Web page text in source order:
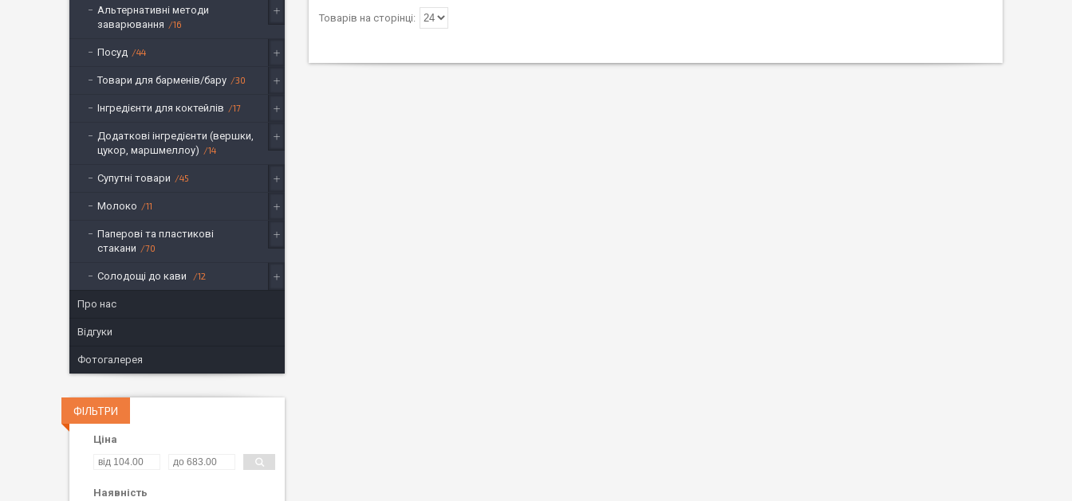
Альтернативні методи
заварювання
16
Посуд 44
Товари для барменів/бару 30
Інгредієнти для коктейлів 17
Додаткові інгредієнти (вершки,
цукор, маршмеллоу)
14
Супутні товари 45
Молоко 11
Паперові та пластикові
стакани
70
Солодощі до кави 12
Про нас
Відгуки
Фотогалерея
ФІЛЬТРИ
Ціна
Наявність